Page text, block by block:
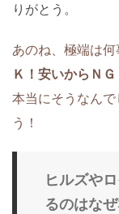
りがとう。
あのね、極端は何
Ｋ！安いからＮＧ
本当にそうなん
う！
ヒルズや
るのはな